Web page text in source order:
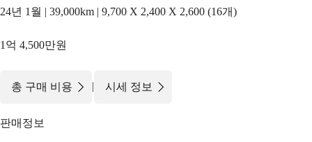
24년 1월 | 39,000km | 9,700 X 2,400 X 2,600 (16개)
1억 4,500만원
총 구매 비용 | 시세 정보
판매정보